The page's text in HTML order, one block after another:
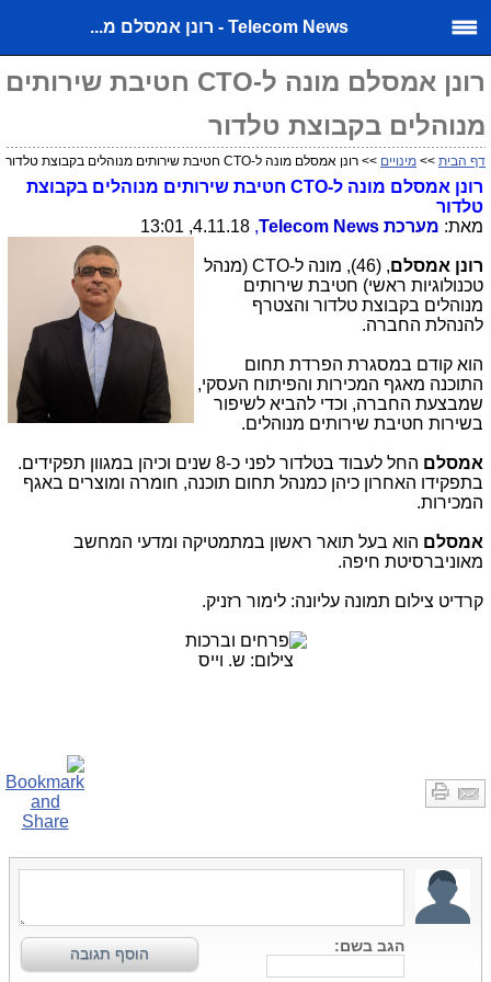
Telecom News - רונן אמסלם מ...
רונן אמסלם מונה ל-CTO חטיבת שירותים
מנוהלים בקבוצת טלדור
דף הבית >> מינויים >> רונן אמסלם מונה ל-CTO חטיבת שירותים מנוהלים בקבוצת טלדור
רונן אמסלם מונה ל-CTO חטיבת שירותים מנוהלים בקבוצת
טלדור
מאת: מערכת Telecom News
,
רונן אמסלם, (46), מונה ל- CTO (מנהל
טכנולוגיות ראשי) חטיבת שירותים
מנוהלים בקבוצת טלדור והצטרף
להנהלת החברה.
הוא קודם במסגרת הפרדת תחום
התוכנה מאגף המכירות והפיתוח העסקי,
שמבצעת החברה, וכדי להביא לשיפור
בשירות חטיבת שירותים מנוהלים.
אמסלם
החל לעבוד בטלדור לפני כ-8 שנים וכיהן במגוון תפקידים.
בתפקידו האחרון כיהן כמנהל תחום תוכנה, חומרה ומוצרים באגף
המכירות.
אמסלם הוא בעל תואר ראשון במתמטיקה ומדעי המחשב
מאוניברסיטת חיפה.
קרדיט צילום תמונה עליונה: לימור רזניק.
צילום: ש. וייס